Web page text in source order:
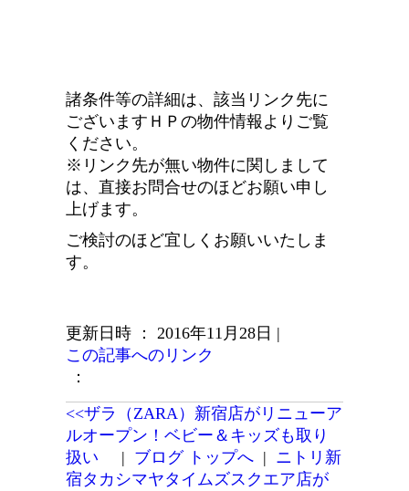
諸条件等の詳細は、該当リンク先に
ございますＨＰの物件情報よりご覧
ください。
※リンク先が無い物件に関しまして
は、直接お問合せのほどお願い申し
上げます。
ご検討のほど宜しくお願いいたしま
す。
更新日時 ： 2016年11月28日 |
この記事へのリンク
：
<<ザラ（ZARA）新宿店がリニューア
ルオープン！ベビー＆キッズも取り
扱い
| ブログ トップへ | ニトリ新
宿タカシマヤタイムズスクエア店が